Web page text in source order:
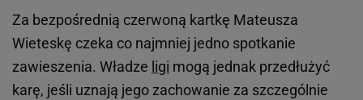
Za bezpośrednią czerwoną kartkę Mateusza
Wieteskę czeka co najmniej jedno spotkanie
zawieszenia. Władze ligi mogą jednak przedłużyć
karę, jeśli uznają jego zachowanie za szczególnie